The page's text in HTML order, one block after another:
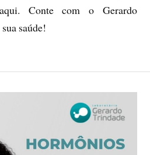
Conte com o Gerardo
saúde!